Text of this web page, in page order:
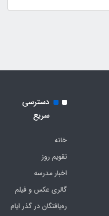
دسترسی
سریع
خانه
تقویم روز
اخبار مدرسه
گالری عکس و فیلم
ره‌یافتگان در گذر ایام